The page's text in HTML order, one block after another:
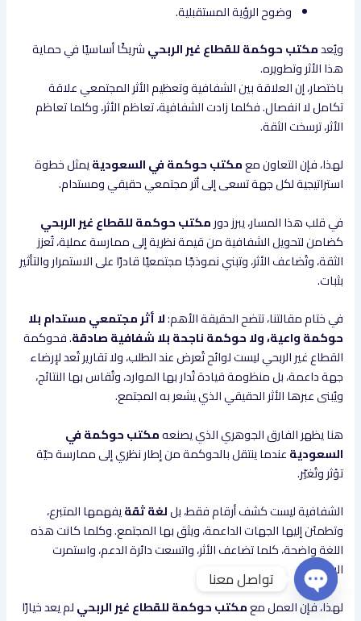
وضوح الرؤية المستقبلية.
ويُعدمكتب حوكمة للقطاع غير الربحيشريكًا أساسيًا في حماية
هذا الأثر وتطويره.
باختصار، إن العلاقة بين الشفافية وتعظيم الأثر المجتمعي علاقة
تكامل لا انفصال. فكلما زادت الشفافية، تعاظم الأثر، وكلما تعاظم
الأثر، ترسخت الثقة.
لهذا، فإن التعاون معمكتب حوكمة في السعوديةيمثل خطوة
استراتيجية لكل جهة تسعى إلى أثر مجتمعي حقيقي ومستدام.
في قلب هذا المسار، يبرز دورمكتب حوكمة للقطاع غير الربحي
كضامن لتحويل الشفافية من قيمة نظرية إلى ممارسة عملية، تُعزز
الثقة، وتُضاعف الأثر، وتبني نموذجًا مجتمعيًا قادرًا على الاستمرار والتأثير
بثبات.
في ختام مقالتنا، تتضح الحقيقة الأهم:لا أثر مجتمعي مستدام بلا
حوكمة واعية، ولا حوكمة ناجحة بلا شفافية صادقة. فحوكمة
القطاع غير الربحي ليست لوائح تُعرض عند الطلب، ولا تقارير تُعد لإرضاء
جهة داعمة، بل منظومة قيادة تُدار بها الموارد، وتُقاس بها النتائج،
ويُبنى عبرها الأثر الحقيقي الذي يشعر به المجتمع.
هنا يظهر الفارق الجوهري الذي يصنعهمكتب حوكمة في
السعوديةعندما ينتقل بالحوكمة من إطار نظري إلى ممارسة حيّة
تؤثر وتُغيّر.
الشفافية ليست كشف أرقام فقط، بللغة ثقةيفهمها المتبرع،
وتطمئن إليها الجهات الداعمة، ويثق بها المجتمع. وكلما كانت هذه
اللغة واضحة، كلما تضاعف الأثر، واتسعت دائرة الدعم، واستمرت
الرسالة.
لهذا، فإن العمل معمكتب حوكمة للقطاع غير الربحيلم يعد خيارًا
تواصل معنا
Open chaty